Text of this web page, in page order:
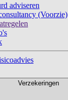
adviseren
(Voorzie)
Verzekeringen